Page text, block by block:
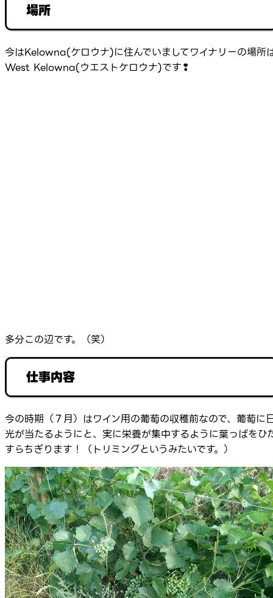
場所
今はKelowna(ケロウナ)に住んでいましてワイナリーの場所
West Kelowna(ウエストケロウナ)です❢
多分この辺です。（笑）
仕事内容
今の時期（７月）はワイン用の葡萄の収穫前なので、葡萄に
光が当たるようにと、実に栄養が集中するように葉っぱをひ
すらちぎります！（トリミングというみたいです。）